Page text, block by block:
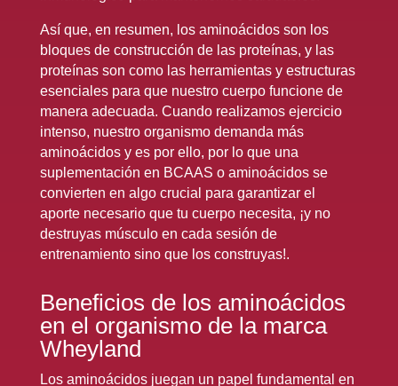
Así que, en resumen, los aminoácidos son los
bloques de construcción de las proteínas, y las
proteínas son como las herramientas y estructuras
esenciales para que nuestro cuerpo funcione de
manera adecuada. Cuando realizamos ejercicio
intenso, nuestro organismo demanda más
aminoácidos y es por ello, por lo que una
suplementación en BCAAS o aminoácidos se
convierten en algo crucial para garantizar el
aporte necesario que tu cuerpo necesita, ¡y no
destruyas músculo en cada sesión de
entrenamiento sino que los construyas!.
Beneficios de los aminoácidos
en el organismo de la marca
Wheyland
Los aminoácidos juegan un papel fundamental en